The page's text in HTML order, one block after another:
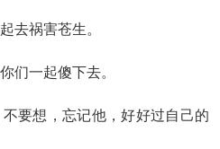
去祸害苍生。
们一起傻下去。
要想，忘记他，好好过自己的